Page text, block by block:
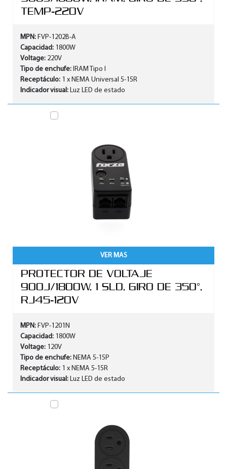
TEMP-220V
MPN: FVP-1202B-A
Capacidad: 1800W
Voltage: 220V
Tipo de enchufe: IRAM Tipo I
Receptáculo: 1 x NEMA Universal 5-15R
Indicador visual: Luz LED de estado
VER MAS
PROTECTOR DE VOLTAJE
900J/1800W, 1 SLD, GIRO DE 350°,
RJ45-120V
MPN: FVP-1201N
Capacidad: 1800W
Voltage: 120V
Tipo de enchufe: NEMA 5-15P
Receptáculo: 1 x NEMA 5-15R
Indicador visual: Luz LED de estado